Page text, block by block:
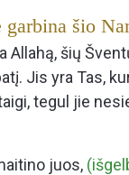
šio
Allahą, šių
Jis yra Tas,
tegul jie
juos,